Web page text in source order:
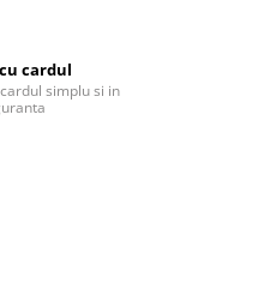
cardul
simplu si in